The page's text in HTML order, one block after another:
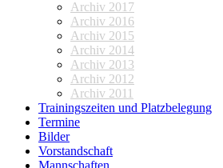
Archiv 2017
Archiv 2016
Archiv 2015
Archiv 2014
Archiv 2013
Archiv 2012
Archiv 2011
Trainingszeiten und Platzbelegung
Termine
Bilder
Vorstandschaft
Mannschaften